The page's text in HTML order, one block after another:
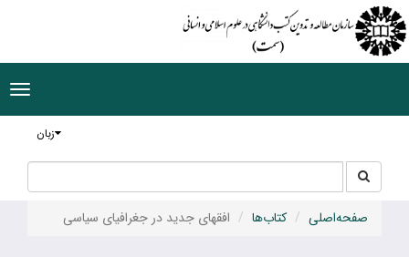
زبان
جستجو
در
سایت
صفحه‌اصلی کتاب‌ها افقهای جدید در جغرافیای سیاسی